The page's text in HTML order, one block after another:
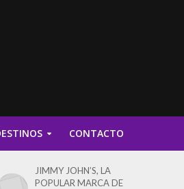
CONTACTO
JIMMY JOHN’S, LA
POPULAR MARCA DE